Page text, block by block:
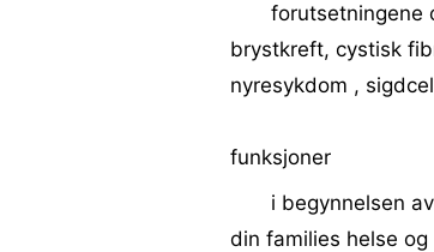
forutsetningene
brystkreft, cystisk
nyresykdom ,
funksjoner
i begynnelsen
din families helse